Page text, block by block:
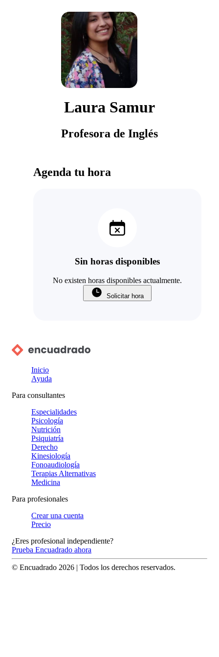
Laura Samur
Profesora de Inglés
Agenda tu hora
Sin horas disponibles
No existen horas disponibles actualmente.
Solicitar hora
Inicio
Ayuda
Para consultantes
Especialidades
Psicología
Nutrición
Psiquiatría
Derecho
Kinesiología
Fonoaudiología
Terapias Alternativas
Medicina
Para profesionales
Crear una cuenta
Precio
¿Eres profesional independiente?
Prueba Encuadrado ahora
© Encuadrado 2026 | Todos los derechos reservados.